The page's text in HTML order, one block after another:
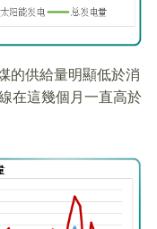
的供給量明顯低於消
在這幾個月一直高於